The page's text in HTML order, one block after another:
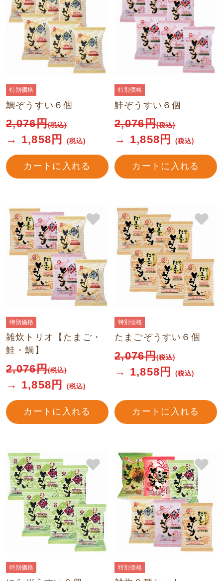
特別価格
鯛ぞうすい６個
2,076円(税込)
→ 1,858 円(税込)
カートに入れる
特別価格
鮭ぞうすい６個
2,076円(税込)
→ 1,858 円(税込)
カートに入れる
特別価格
雑炊トリオ【たまご・
鮭・鯛】
2,076円(税込)
→ 1,858 円(税込)
カートに入れる
特別価格
たまごぞうすい６個
2,076円(税込)
→ 1,858 円(税込)
カートに入れる
特別価格 特別価格